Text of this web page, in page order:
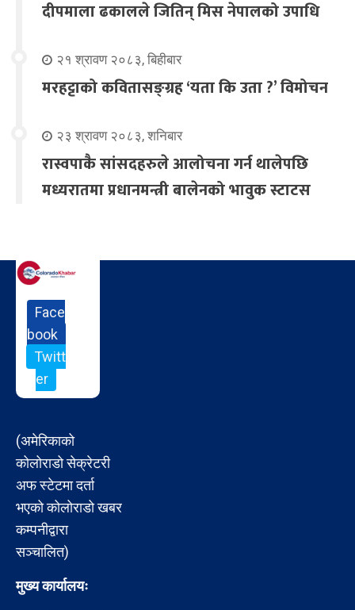
दीपमाला ढकालले जितिन् मिस नेपालको उपाधि
२१ श्रावण २०८३, बिहीबार
मरहट्टाको कवितासङ्ग्रह ‘यता कि उता ?’ विमोचन
२३ श्रावण २०८३, शनिबार
रास्वपाकै सांसदहरुले आलोचना गर्न थालेपछि
मध्यरातमा प्रधानमन्त्री बालेनको भावुक स्टाटस
Face
book
Twitt
er
(अमेरिकाको
कोलोराडो सेक्रेटरी
अफ स्टेटमा दर्ता
भएको कोलोराडो खबर
कम्पनीद्वारा
सञ्चालित)
मुख्य कार्यालयः